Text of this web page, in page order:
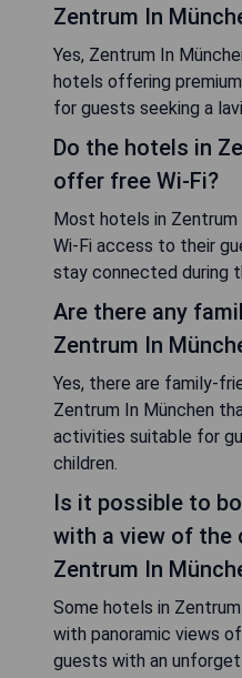
Zentrum In
Yes, Zentrum In
hotels offering
for guests seeking a
Do the hotels in
offer free Wi-Fi?
Most hotels in
Wi-Fi access to their
stay connected during
Are there any
Zentrum In
Yes, there are family-
Zentrum In München
activities suitable for
children.
Is it possible to
with a view of the
Zentrum In
Some hotels in
with panoramic views
guests with an